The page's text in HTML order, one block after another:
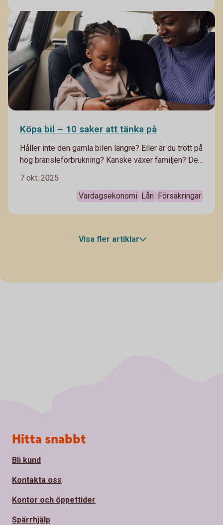
Köpa bil – 10 saker att tänka på
Håller inte den gamla bilen längre? Eller är du trött på
hög bränsleförbrukning? Kanske växer familjen? Det
ny bil. Här är 10 saker att tänka på när du närmar dig
7 okt. 2025
Vardagsekonomi Lån Försäkringar
Visa fler artiklar
Sidfot
Hitta snabbt
Bli kund
Kontakta oss
Kontor och öppettider
Spärrhjälp